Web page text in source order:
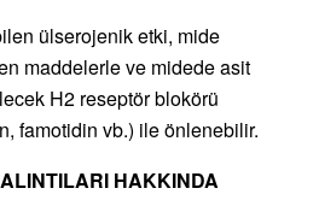
ülserojenik etki, mide
maddelerle ve midede asit
H2 reseptör blokörü
famotidin vb.) ile önlenebilir.
HAKKINDA